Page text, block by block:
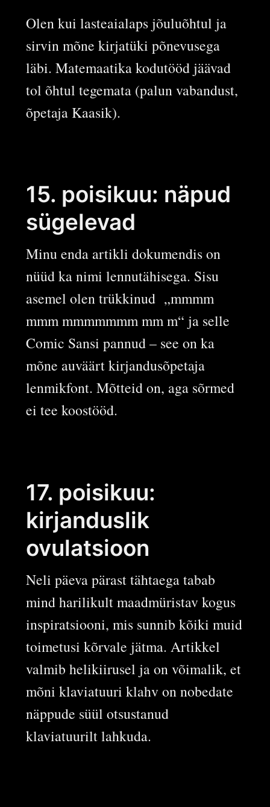
Olen kui lasteaialaps jõuluõhtul ja
sirvin mõne kirjatüki põnevusega
läbi. Matemaatika kodutööd jäävad
tol õhtul tegemata (palun vabandust,
õpetaja Kaasik).
15. poisikuu: näpud
sügelevad
Minu enda artikli dokumendis on
nüüd ka nimi lennutähisega. Sisu
asemel olen trükkinud „mmmm
mmm mmmmmmm mm m“ ja selle
Comic Sansi pannud – see on ka
mõne auväärt kirjandusõpetaja
lenmikfont. Mõtteid on, aga sõrmed
ei tee koostööd.
17. poisikuu:
kirjanduslik
ovulatsioon
Neli päeva pärast tähtaega tabab
mind harilikult maadmüristav kogus
inspiratsiooni, mis sunnib kõiki muid
toimetusi kõrvale jätma. Artikkel
valmib helikiirusel ja on võimalik, et
mõni klaviatuuri klahv on nobedate
näppude süül otsustanud
klaviatuurilt lahkuda.